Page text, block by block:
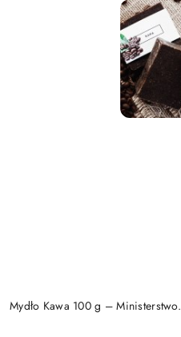
Mydło Kawa 100 g – Ministerstwo.